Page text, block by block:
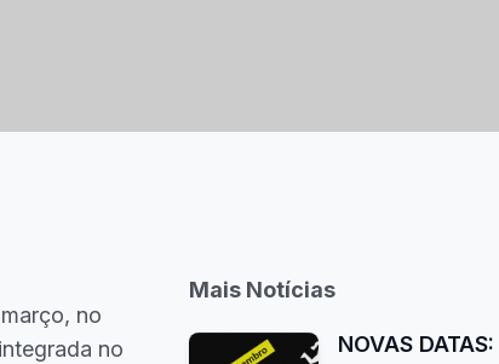
no
no
Mais Notícias
NOVAS